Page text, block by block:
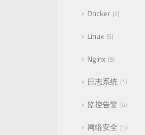
Docker 2
Linux 5
Nginx 5
日志系统 1
监控告警 4
网络安全 1